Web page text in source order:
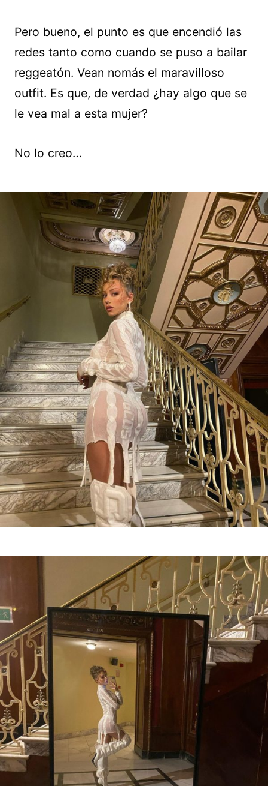
Pero bueno, el punto es que encendió las
redes tanto como cuando se puso a bailar
reggeatón. Vean nomás el maravilloso
outfit. Es que, de verdad ¿hay algo que se
le vea mal a esta mujer?
No lo creo…